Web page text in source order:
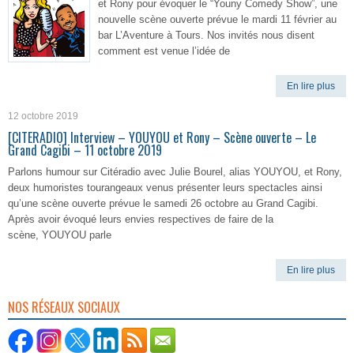
et Rony pour évoquer le “Youny Comedy Show”, une
nouvelle scène ouverte prévue le mardi 11 février au
bar L’Aventure à Tours. Nos invités nous disent
comment est venue l’idée de
En lire plus
12 octobre 2019
[CITERADIO] Interview – YOUYOU et Rony – Scène ouverte – Le
Grand Cagibi – 11 octobre 2019
Parlons humour sur Citéradio avec Julie Bourel, alias YOUYOU, et Rony,
deux humoristes tourangeaux venus présenter leurs spectacles ainsi
qu’une scène ouverte prévue le samedi 26 octobre au Grand Cagibi.
Après avoir évoqué leurs envies respectives de faire de la
scène, YOUYOU parle
En lire plus
NOS RÉSEAUX SOCIAUX